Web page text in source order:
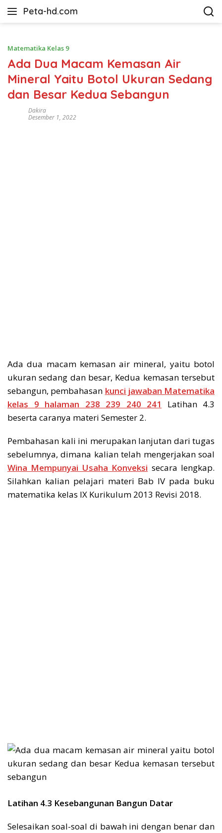
Peta-hd.com
Kumpulan
HD
Matematika Kelas 9
Ada Dua Macam Kemasan Air
Mineral Yaitu Botol Ukuran Sedang
dan Besar Kedua Sebangun
Dakira
Desember 1, 2022
Ada dua macam kemasan air mineral, yaitu botol
ukuran sedang dan besar, Kedua kemasan tersebut
sebangun, pembahasan kunci jawaban Matematika
kelas 9 halaman 238 239 240 241
Latihan 4.3
beserta caranya materi Semester 2.
Pembahasan kali ini merupakan lanjutan dari tugas
sebelumnya, dimana kalian telah mengerjakan soal
Wina Mempunyai Usaha Konveksi secara lengkap.
Silahkan kalian pelajari materi Bab IV pada buku
matematika kelas IX Kurikulum 2013 Revisi 2018.
Latihan 4.3 Kesebangunan Bangun Datar
Selesaikan soal-soal di bawah ini dengan benar dan